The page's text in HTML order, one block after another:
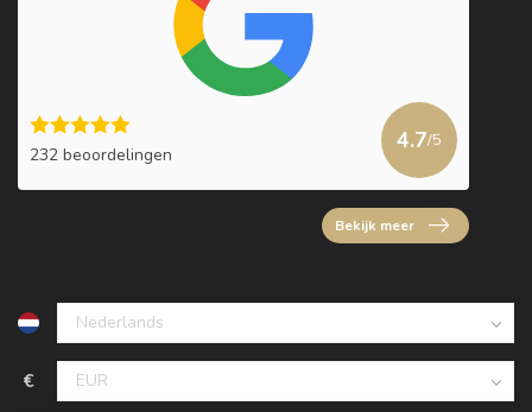
232 beoordelingen
4.7/5
Bekijk meer
€